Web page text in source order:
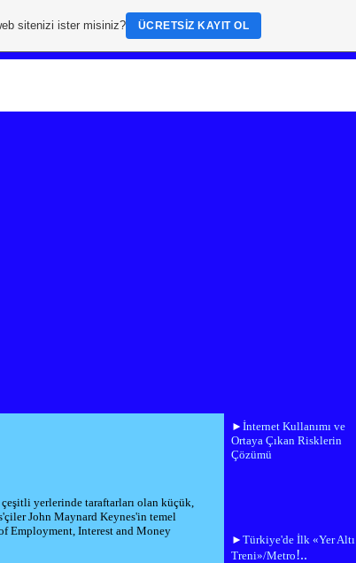
yerlerinde taraftarları olan küçük,
John Maynard Keynes'in temel
Employment, Interest and Money
► İnternet Kullanımı ve
Ortaya Çıkan Risklerin
Çözümü
► Türkiye'de İlk «Yer Altı
Treni»/Metro!..
sitenizi ister misiniz? ÜCRETSIZ KAYIT OL